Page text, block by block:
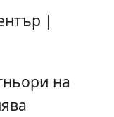
|
на